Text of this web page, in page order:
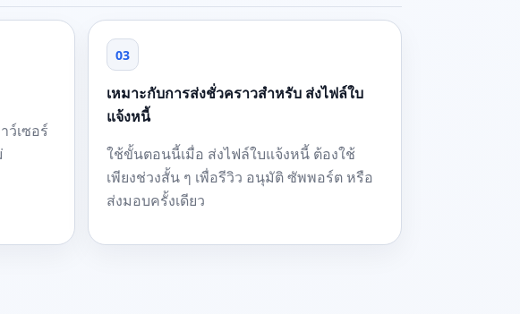
ว์เซอร์
03
เหมาะกับการส่งชั่วคราวสำหรับ ส่งไฟล์ใบ
แจ้งหนี้
ใช้ขั้นตอนนี้เมื่อ ส่งไฟล์ใบแจ้งหนี้ ต้องใช้
เพียงช่วงสั้น ๆ เพื่อรีวิว อนุมัติ ซัพพอร์ต หรือ
ส่งมอบครั้งเดียว